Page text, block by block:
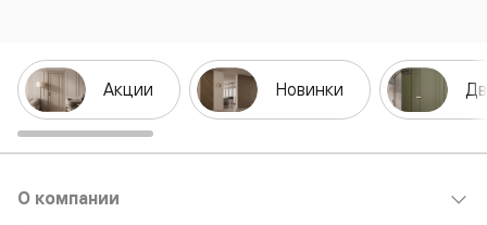
Акции Новинки
О компании